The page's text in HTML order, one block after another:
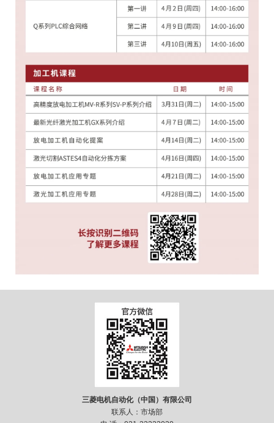
三菱电机自动化（中国）有限公司
联系人：市场部